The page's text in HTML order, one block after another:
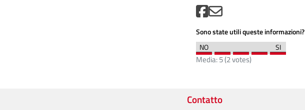
Sono state utili queste informazioni?
Media:5(2votes)
Contatto